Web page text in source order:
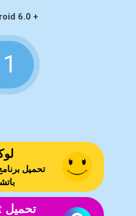
6.0 +
تحميل
تحميل Picsart مهكر